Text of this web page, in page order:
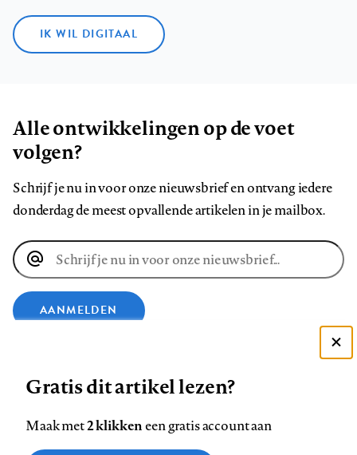
IK WIL DIGITAAL
Alle ontwikkelingen op de voet
volgen?
Schrijf je nu in voor onze nieuwsbrief en ontvang iedere
donderdag de meest opvallende artikelen in je mailbox.
E-
mailadres
AANMELDEN
ons
Zie onze cookie policy
Gratis dit artikel lezen?
Maak met2 klikkeneen gratis account aan